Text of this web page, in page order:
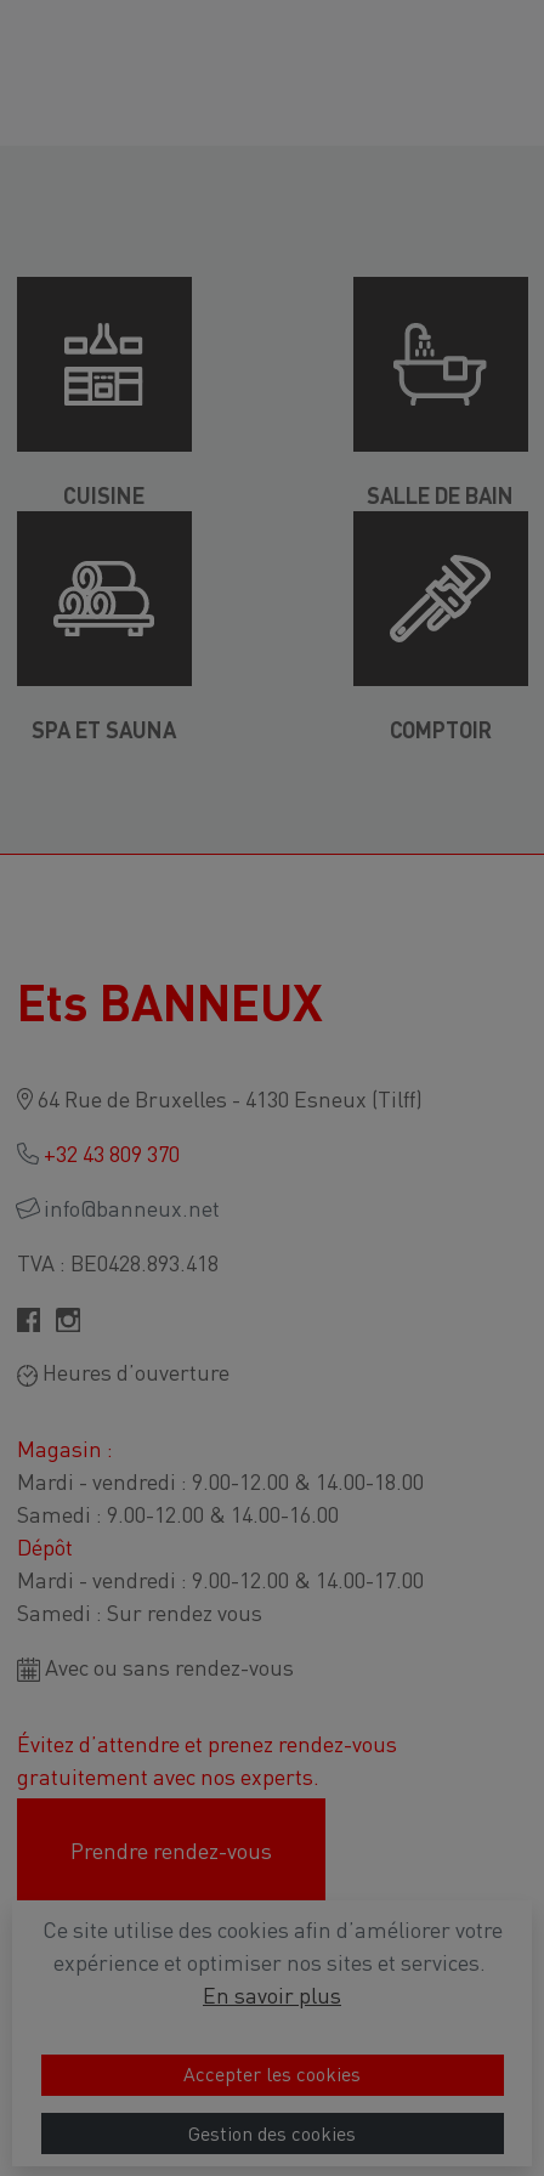
CUISINE SALLE DE BAIN
SPA ET SAUNA COMPTOIR
Ets BANNEUX
64 Rue de Bruxelles - 4130 Esneux (Tilff)
+32 43 809 370
info@banneux.net
TVA : BE0428.893.418
Heures d’ouverture
Magasin :
Mardi - vendredi : 9.00-12.00 & 14.00-18.00
Samedi : 9.00-12.00 & 14.00-16.00
Dépôt
Mardi - vendredi : 9.00-12.00 & 14.00-17.00
Samedi : Sur rendez vous
Avec ou sans rendez-vous
Évitez d’attendre et prenez rendez-vous
gratuitement avec nos experts.
Prendre rendez-vous
Plan d'accès
Conditions générales de vente
Mentions légales
Politique de confidentialité
2022Ets BANNEUX- Tous droits réservés - Réalisé par -Webadev
Ce site utilise des cookies afin d’améliorer votre
expérience et optimiser nos sites et services.
En savoir plus
Accepter les cookies
Gestion des cookies